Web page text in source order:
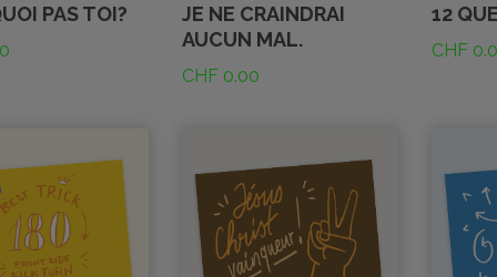
PAS TOI?
JE NE CRAINDRAI
AUCUN MAL.
CHF 0.00
12
CHF